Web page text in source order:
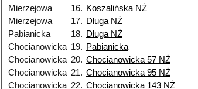
Mierzejowa
16. Koszalińska NŻ
Mierzejowa
17. Długa NŻ
Pabianicka
18. Długa NŻ
Chocianowicka 19. Pabianicka
Chocianowicka 20. Chocianowicka 57 NŻ
Chocianowicka 21. Chocianowicka 95 NŻ
Chocianowicka 22. Chocianowicka 143 NŻ